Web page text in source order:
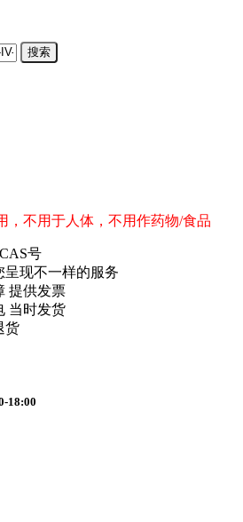
搜索
，不用于人体，不用作药物/食品
号
呈现不一样的服务
提供发票
当时发货
货
18:00